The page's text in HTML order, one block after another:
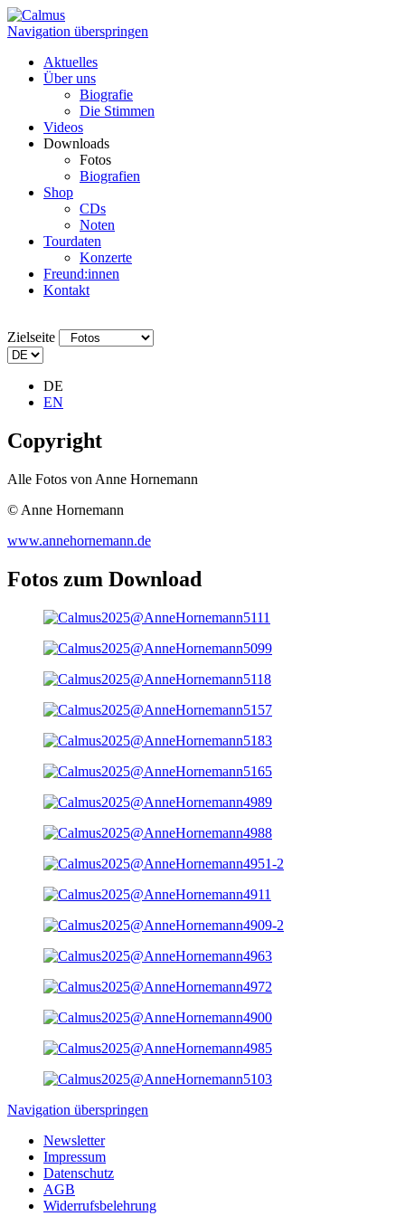
Navigation überspringen
Aktuelles
Über uns
Biografie
Die Stimmen
Videos
Downloads
Fotos
Biografien
Shop
CDs
Noten
Tourdaten
Konzerte
Freund:innen
Kontakt
Zielseite
DE
EN
Copyright
Alle Fotos von Anne Hornemann
© Anne Hornemann
www.annehornemann.de
Fotos zum Download
Navigation überspringen
Newsletter
Impressum
Datenschutz
AGB
Widerrufsbelehrung